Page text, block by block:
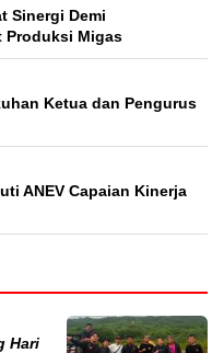
Sinergi Demi
Produksi Migas
Ketua dan Pengurus
ANEV Capaian Kinerja
Hari